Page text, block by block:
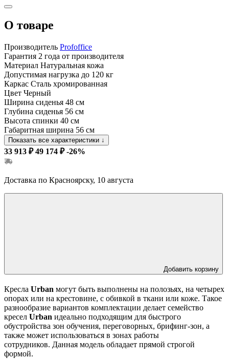
О товаре
Производитель Profoffice
Гарантия 2 года от производителя
Материал Натуральная кожа
Допустимая нагрузка до 120 кг
Каркас Сталь хромированная
Цвет Черный
Ширина сиденья 48 см
Глубина сиденья 56 см
Высота спинки 40 см
Габаритная ширина 56 см
Показать все характеристики ↓
33 913 ₽ 49 174 ₽ -26%
Доставка по Красноярску, 10 августа
Добавить корзину
Кресла Urban могут быть выполнены на полозьях, на четырех
опорах или на крестовине, с обивкой в ткани или коже. Такое
разнообразие вариантов комплектации делает семейство
кресел Urban идеально подходящим для быстрого
обустройства зон обучения, переговорных, брифинг-зон, а
также может использоваться в зонах работы
сотрудников. Данная модель обладает прямой строгой
формой.